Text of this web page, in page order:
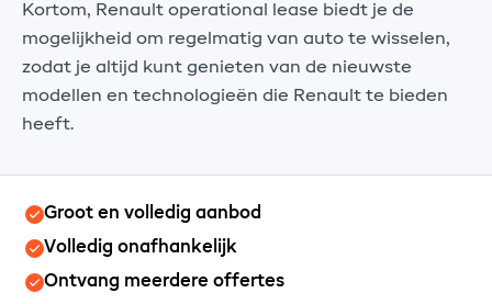
Kortom, Renault operational lease biedt je de
mogelijkheid om regelmatig van auto te wisselen,
zodat je altijd kunt genieten van de nieuwste
modellen en technologieën die Renault te bieden
heeft.
Groot en volledig aanbod
Volledig onafhankelijk
Ontvang meerdere offertes